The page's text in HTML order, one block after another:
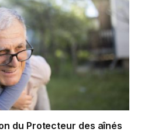
du Protecteur des aînés